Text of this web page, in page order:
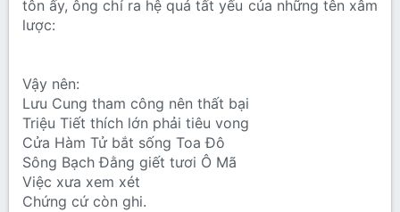
tôn ấy, ông chỉ ra hệ quả tất yếu của những tên xâm
lược:
Vậy nên:
Lưu Cung tham công nên thất bại
Triệu Tiết thích lớn phải tiêu vong
Cửa Hàm Tử bắt sống Toa Đô
Sông Bạch Đằng giết tươi Ô Mã
Việc xưa xem xét
Chứng cứ còn ghi.